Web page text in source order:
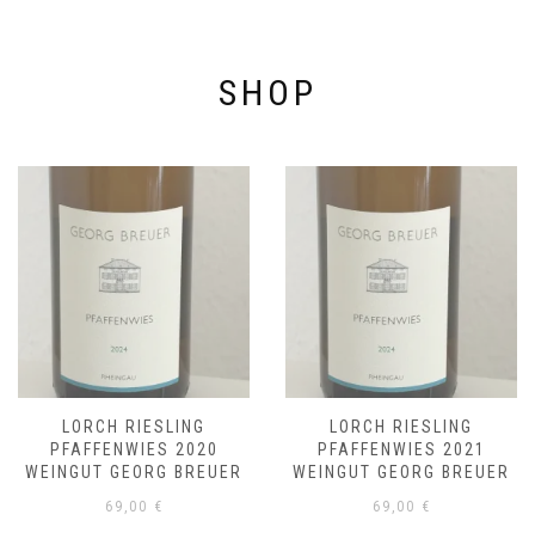
SHOP
LORCH RIESLING
PFAFFENWIES 2020
WEINGUT GEORG BREUER
69,00 €
LORCH RIESLING
PFAFFENWIES 2021
WEINGUT GEORG BREUER
69,00 €